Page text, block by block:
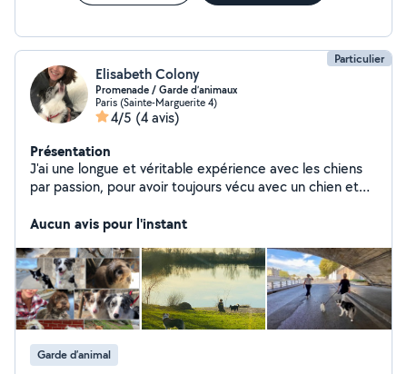
Particulier
Elisabeth Colony
Promenade / Garde d’animaux
Paris (Sainte-Marguerite 4)
4/5 (4 avis)
Présentation
J'ai une longue et véritable expérience avec les chiens
par passion, pour avoir toujours vécu avec un chien et
PROMENADE avec ma chienne border collie, très douce
de Seine. Tarif : 15 / heure GARDE - PENSION - en
semaine à mon domicile proche Bastille dans un
passage privé en rdc, avec balade matinale + 1 ou 2
autres sorties - durant les WE et vacances scolaires
dans notre maison de campagne clôturée au bord d'un
lac à 1h de paris (Cannes-Écluse). Tarif : 25/ jour Trajet
À/R en voiture offert
Aucun avis pour l'instant
Garde d’animal